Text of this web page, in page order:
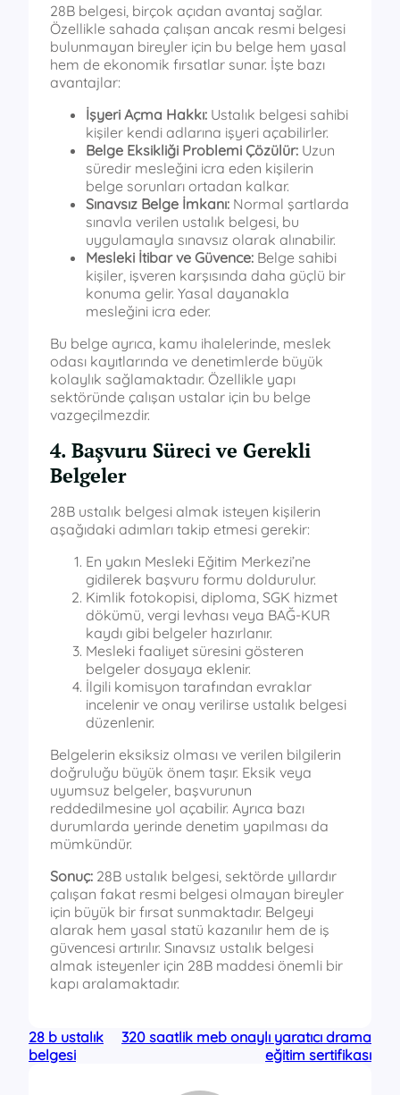
28B belgesi, birçok açıdan avantaj sağlar.
Özellikle sahada çalışan ancak resmi belgesi
bulunmayan bireyler için bu belge hem yasal
hem de ekonomik fırsatlar sunar. İşte bazı
avantajlar:
İşyeri Açma Hakkı: Ustalık belgesi sahibi
kişiler kendi adlarına işyeri açabilirler.
Belge Eksikliği Problemi Çözülür: Uzun
süredir mesleğini icra eden kişilerin
belge sorunları ortadan kalkar.
Sınavsız Belge İmkanı: Normal şartlarda
sınavla verilen ustalık belgesi, bu
uygulamayla sınavsız olarak alınabilir.
Mesleki İtibar ve Güvence: Belge sahibi
kişiler, işveren karşısında daha güçlü bir
konuma gelir. Yasal dayanakla
mesleğini icra eder.
Bu belge ayrıca, kamu ihalelerinde, meslek
odası kayıtlarında ve denetimlerde büyük
kolaylık sağlamaktadır. Özellikle yapı
sektöründe çalışan ustalar için bu belge
vazgeçilmezdir.
4. Başvuru Süreci ve Gerekli
Belgeler
28B ustalık belgesi almak isteyen kişilerin
aşağıdaki adımları takip etmesi gerekir:
En yakın Mesleki Eğitim Merkezi’ne
gidilerek başvuru formu doldurulur.
Kimlik fotokopisi, diploma, SGK hizmet
dökümü, vergi levhası veya BAĞ-KUR
kaydı gibi belgeler hazırlanır.
Mesleki faaliyet süresini gösteren
belgeler dosyaya eklenir.
İlgili komisyon tarafından evraklar
incelenir ve onay verilirse ustalık belgesi
düzenlenir.
Belgelerin eksiksiz olması ve verilen bilgilerin
doğruluğu büyük önem taşır. Eksik veya
uyumsuz belgeler, başvurunun
reddedilmesine yol açabilir. Ayrıca bazı
durumlarda yerinde denetim yapılması da
mümkündür.
Sonuç: 28B ustalık belgesi, sektörde yıllardır
çalışan fakat resmi belgesi olmayan bireyler
için büyük bir fırsat sunmaktadır. Belgeyi
alarak hem yasal statü kazanılır hem de iş
güvencesi artırılır. Sınavsız ustalık belgesi
almak isteyenler için 28B maddesi önemli bir
kapı aralamaktadır.
28 b ustalık
belgesi
320 saatlik meb onaylı yaratıcı drama
eğitim sertifikası